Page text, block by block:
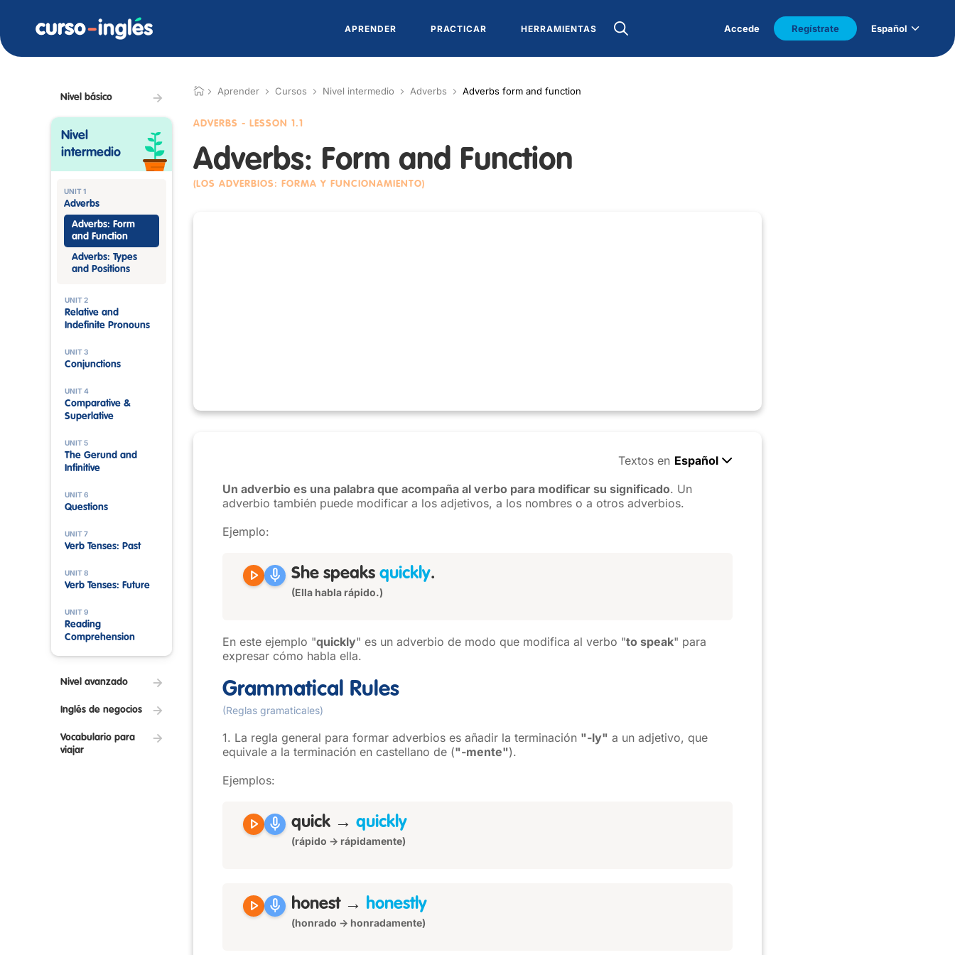
APRENDER PRACTICAR HERRAMIENTAS Accede Regístrate Español
Nivel básico
Nivel
intermedio
UNIT 1
Adverbs
Adverbs: Form
and Function
Adverbs: Types
and Positions
UNIT 2
Relative and
Indefinite Pronouns
UNIT 3
Conjunctions
UNIT 4
Comparative &
Superlative
UNIT 5
The Gerund and
Infinitive
UNIT 6
Questions
UNIT 7
Verb Tenses: Past
UNIT 8
Verb Tenses: Future
UNIT 9
Reading
Comprehension
Nivel avanzado
Inglés de negocios
Vocabulario para
viajar
Aprender Cursos Nivel intermedio Adverbs Adverbs form and function
ADVERBS - LESSON 1.1
Adverbs: Form and Function
(LOS ADVERBIOS: FORMA Y FUNCIONAMIENTO)
Textos en Español
Un adverbio es una palabra que acompaña al verbo para modificar su significado. Un
adverbio también puede modificar a los adjetivos, a los nombres o a otros adverbios.
Ejemplo:
play_arrow mic She speaks quickly.
(Ella habla rápido.)
En este ejemplo "quickly" es un adverbio de modo que modifica al verbo "to speak" para
expresar cómo habla ella.
Grammatical Rules
(Reglas gramaticales)
1. La regla general para formar adverbios es añadir la terminación "-ly" a un adjetivo, que
equivale a la terminación en castellano de ("‑mente").
Ejemplos:
play_arrow mic quick → quickly
(rápido → rápidamente)
play_arrow mic honest → honestly
(honrado → honradamente)